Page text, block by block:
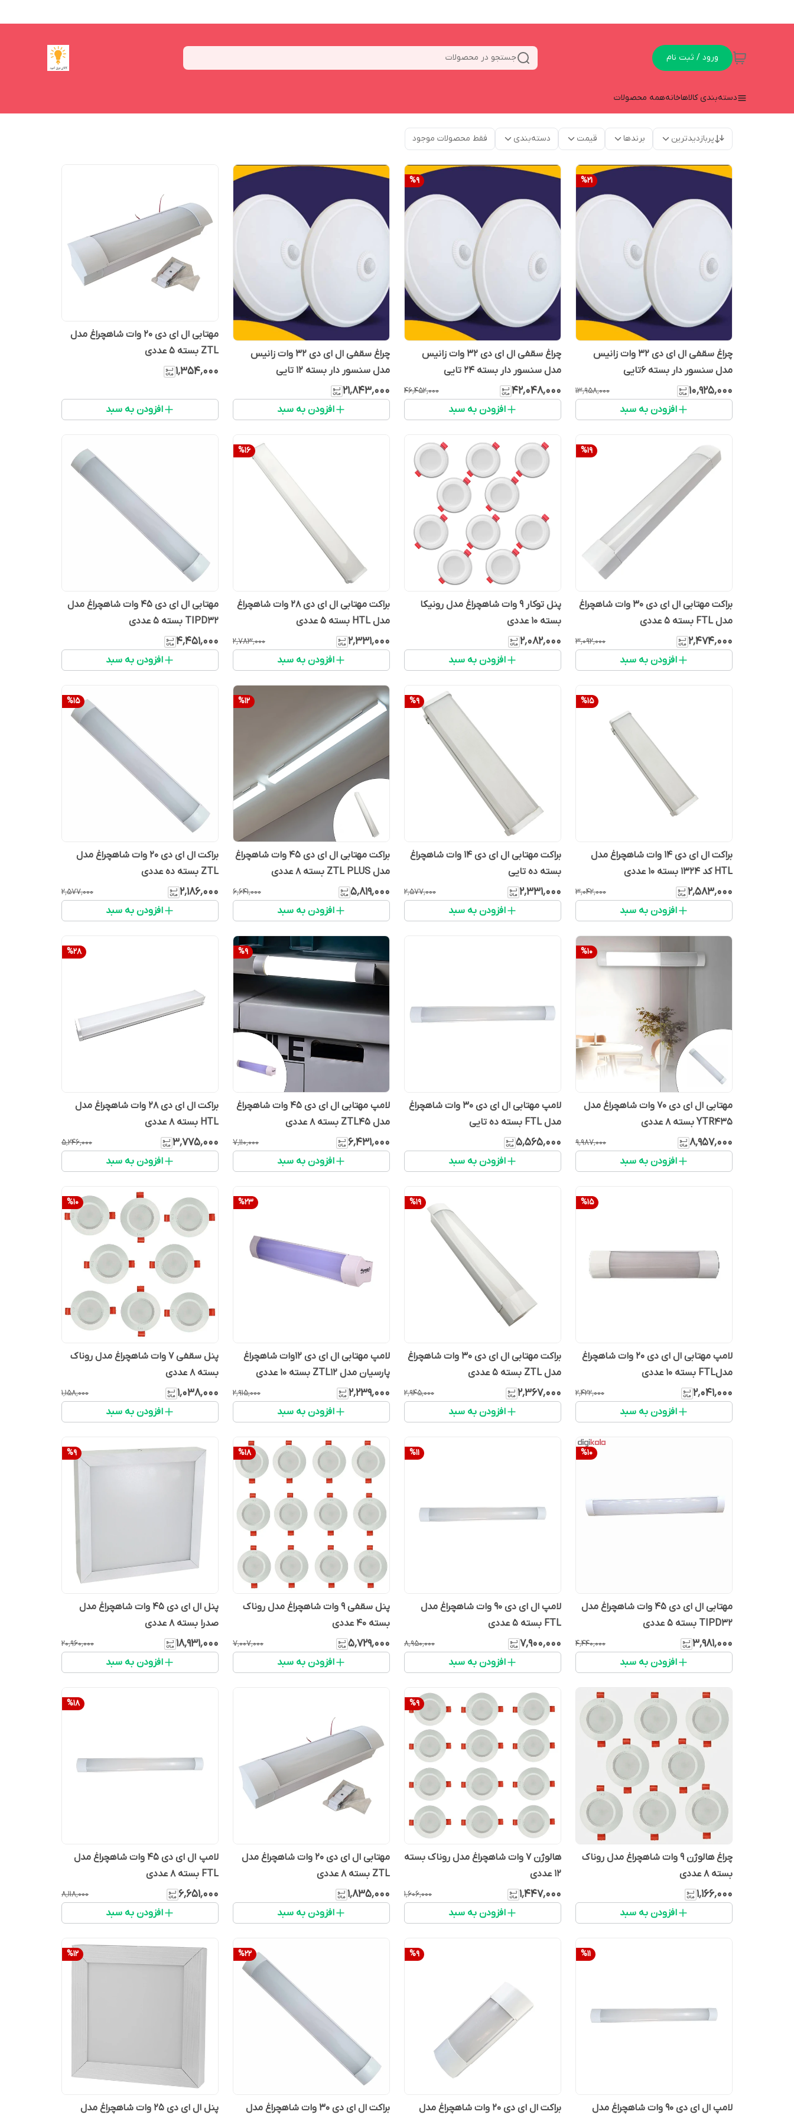
ورود / ثبت نام جستجو در محصولات
دسته‌بندی کالاهاخانههمه محصولات
پربازدیدترین برندها قیمت دسته‌بندی فقط محصولات موجود
%21
چراغ سقفی ال ای دی 32 وات زانیس
مدل سنسور دار بسته ۶تایی
۱۰٬۹۲۵٬۰۰۰ ۱۳٬۹۵۸٬۰۰۰
افزودن به سبد
%9
چراغ سقفی ال ای دی ۳۲ وات زانیس
مدل سنسور دار بسته ۲۴ تایی
۴۲٬۰۴۸٬۰۰۰ ۴۶٬۴۵۲٬۰۰۰
افزودن به سبد
چراغ سقفی ال ای دی ۳2 وات زانیس
مدل سنسور دار بسته ۱۲ تایی
۲۱٬۸۴۳٬۰۰۰
افزودن به سبد
مهتابی ال ای دی 20 وات شاهچراغ مدل
ZTL بسته 5 عددی
۱٬۳۵۴٬۰۰۰
افزودن به سبد
%19
براکت مهتابی ال ای دی 30 وات شاهچراغ
مدل FTL بسته ۵ عددی
۲٬۴۷۴٬۰۰۰ ۳٬۰۹۲٬۰۰۰
افزودن به سبد
پنل توکار 9 وات شاهچراغ مدل رونیکا
بسته 10 عددی
۲٬۰۸۲٬۰۰۰
افزودن به سبد
%16
براکت مهتابی ال ای دی 28 وات شاهچراغ
مدل HTL بسته ۵ عددی
۲٬۳۳۱٬۰۰۰ ۲٬۷۸۳٬۰۰۰
افزودن به سبد
مهتابی ال ای دی 45 وات شاهچراغ مدل
TIPD32 بسته ۵ عددی
۴٬۴۵۱٬۰۰۰
افزودن به سبد
%15
براکت ال ای دی 14 وات شاهچراغ مدل
HTL کد 1324 بسته ۱۰ عددی
۲٬۵۸۳٬۰۰۰ ۳٬۰۴۲٬۰۰۰
افزودن به سبد
%9
براکت مهتابی ال ای دی 14 وات شاهچراغ
بسته ده تایی
۲٬۳۳۱٬۰۰۰ ۲٬۵۷۷٬۰۰۰
افزودن به سبد
%12
براکت مهتابی ال ای دی 45 وات شاهچراغ
مدل ZTL PLUS بسته ۸ عددی
۵٬۸۱۹٬۰۰۰ ۶٬۶۴۱٬۰۰۰
افزودن به سبد
%15
براکت ال ای دی 20 وات شاهچراغ مدل
ZTL بسته ده عددی
۲٬۱۸۶٬۰۰۰ ۲٬۵۷۷٬۰۰۰
افزودن به سبد
%10
مهتابی ال ای دی 70 وات شاهچراغ مدل
YTR435 بسته ۸ عددی
۸٬۹۵۷٬۰۰۰ ۹٬۹۸۷٬۰۰۰
افزودن به سبد
لامپ مهتابی ال ای دی 30 وات شاهچراغ
مدل FTL بسته ده تایی
۵٬۵۶۵٬۰۰۰
افزودن به سبد
%9
لامپ مهتابی ال ای دی 45 وات شاهچراغ
مدل ZTL45 بسته ۸ عددی
۶٬۴۳۱٬۰۰۰ ۷٬۱۱۰٬۰۰۰
افزودن به سبد
%28
براکت ال ای دی 28 وات شاهچراغ مدل
HTL بسته ۸ عددی
۳٬۷۷۵٬۰۰۰ ۵٬۲۴۶٬۰۰۰
افزودن به سبد
%15
لامپ مهتابی ال ای دی 20 وات شاهچراغ
مدلFTL بسته ۱۰ عددی
۲٬۰۴۱٬۰۰۰ ۲٬۴۲۲٬۰۰۰
افزودن به سبد
%19
براکت مهتابی ال ای دی 30 وات شاهچراغ
مدل ZTL بسته ۵ عددی
۲٬۳۶۷٬۰۰۰ ۲٬۹۴۵٬۰۰۰
افزودن به سبد
%23
لامپ مهتابی ال ای دی 12وات شاهچراغ
پارسیان مدل ZTL12 بسته ۱۰ عددی
۲٬۲۳۹٬۰۰۰ ۲٬۹۱۵٬۰۰۰
افزودن به سبد
%10
پنل سقفی 7 وات شاهچراغ مدل روناک
بسته 8 عددی
۱٬۰۳۸٬۰۰۰ ۱٬۱۵۸٬۰۰۰
افزودن به سبد
%10
مهتابی ال ای دی 45 وات شاهچراغ مدل
TIPD32 بسته ۵ عددی
۳٬۹۸۱٬۰۰۰ ۴٬۴۴۰٬۰۰۰
افزودن به سبد
%11
لامپ ال ای دی 90 وات شاهچراغ مدل
FTL بسته ۵ عددی
۷٬۹۰۰٬۰۰۰ ۸٬۹۵۰٬۰۰۰
افزودن به سبد
%18
پنل سقفی 9 وات شاهچراغ مدل روناک
بسته 40 عددی
۵٬۷۲۹٬۰۰۰ ۷٬۰۰۷٬۰۰۰
افزودن به سبد
%9
پنل ال ای دی 45 وات شاهچراغ مدل
صدرا بسته 8 عددی
۱۸٬۹۳۱٬۰۰۰ ۲۰٬۹۶۰٬۰۰۰
افزودن به سبد
چراغ هالوژن 9 وات شاهچراغ مدل روناک
بسته 8 عددی
۱٬۱۶۶٬۰۰۰
افزودن به سبد
%9
هالوژن 7 وات شاهچراغ مدل روناک بسته
12 عددی
۱٬۴۴۷٬۰۰۰ ۱٬۶۰۶٬۰۰۰
افزودن به سبد
مهتابی ال ای دی 20 وات شاهچراغ مدل
ZTL بسته 8 عددی
۱٬۸۳۵٬۰۰۰
افزودن به سبد
%18
لامپ ال ای دی 45 وات شاهچراغ مدل
FTL بسته ۸ عددی
۶٬۶۵۱٬۰۰۰ ۸٬۱۱۸٬۰۰۰
افزودن به سبد
%11
لامپ ال ای دی 90 وات شاهچراغ مدل
%9
براکت ال ای دی 20 وات شاهچراغ مدل
%22
براکت ال ای دی 30 وات شاهچراغ مدل
%12
پنل ال ای دی 25 وات شاهچراغ مدل